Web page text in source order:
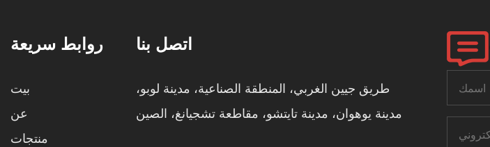
روابط سريعة
بيت
عن
منتجات
اتصل بنا
طريق جيين الغربي، المنطقة الصناعية، مدينة لوبو،
مدينة يوهوان، مدينة تايتشو، مقاطعة تشجيانغ، الصين